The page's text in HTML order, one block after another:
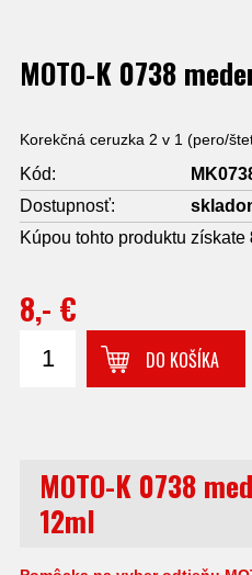
MOTO-K 0738
Korekčná ceruzka 2 v 1 (pero/
Kód:
Dostupnosť:
Kúpou tohto produktu získate
8,- €
DO KOŠÍKA
MOTO-K 0738
12ml